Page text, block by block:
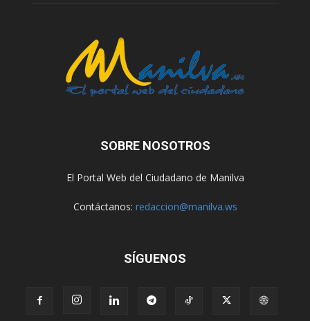
SOBRE NOSOTROS
El Portal Web del Ciudadano de Manilva
Contáctanos: redaccion@manilva.ws
SÍGUENOS